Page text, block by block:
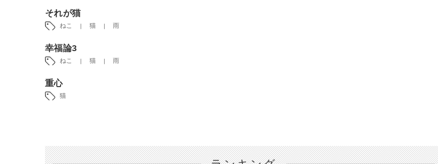
それが猫
ねこ 猫 雨
幸福論3
ねこ 猫 雨
重心
猫